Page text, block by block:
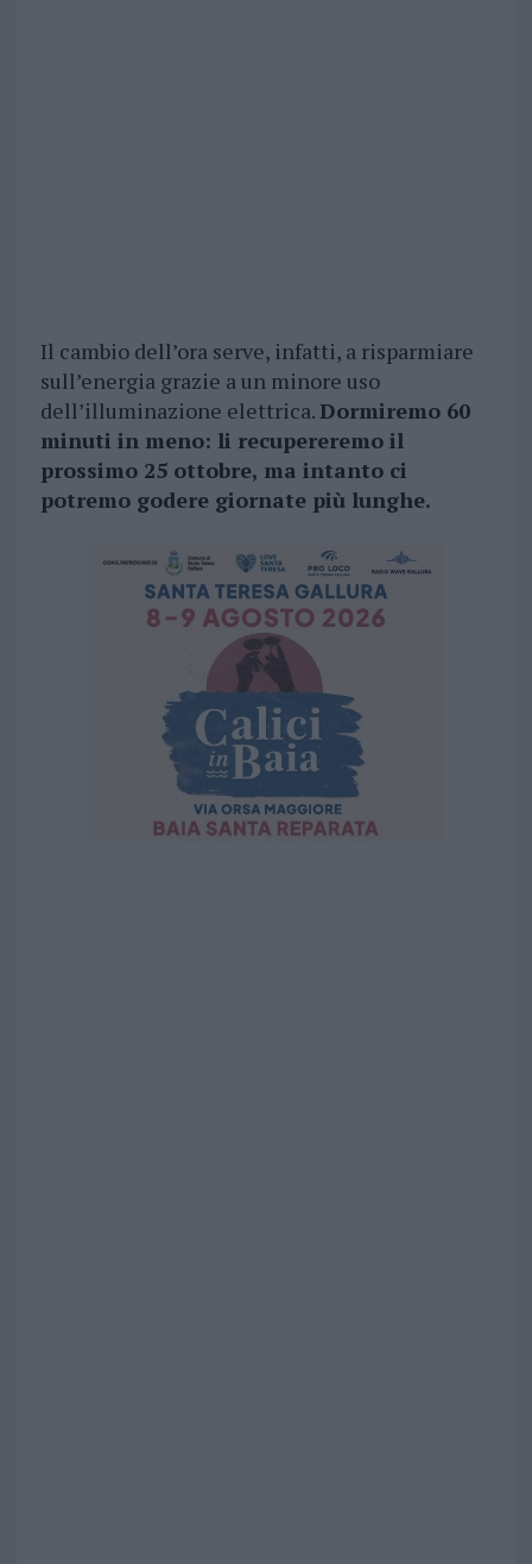
Il cambio dell’ora serve, infatti, a risparmiare
sull’energia grazie a un minore uso
dell’illuminazione elettrica.Dormiremo 60
minuti in meno: li recupereremo il
prossimo 25 ottobre, ma intanto ci
potremo godere giornate più lunghe.